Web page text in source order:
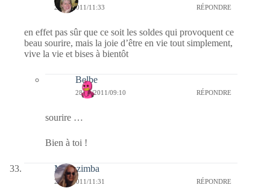
27/01/2011/11:33 RÉPONDRE
en effet pas sûr que ce soit les soldes qui provoquent ce
beau sourire, mais la joie d’être en vie tout simplement,
vive la vie et bises à bientôt
Belbe
28/01/2011/09:10 RÉPONDRE
sourire …
Bien à toi !
Monazimba
27/01/2011/11:31 RÉPONDRE